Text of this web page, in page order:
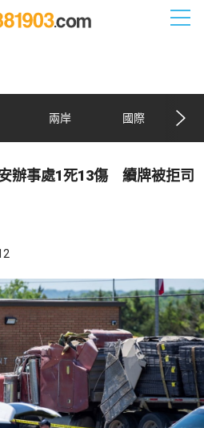
兩岸 國際
辦事處1死13傷 續牌被拒司